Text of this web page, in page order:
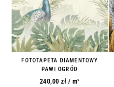
FOTOTAPETA DIAMENTOWY
PAWI OGRÓD
240,00 zł / m²